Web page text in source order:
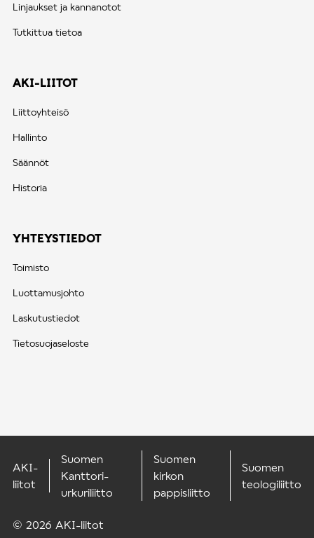
Linjaukset ja kannanotot
Tutkittua tietoa
AKI-LIITOT
Liittoyhteisö
Hallinto
Säännöt
Historia
YHTEYSTIEDOT
Toimisto
Luottamusjohto
Laskutustiedot
Tietosuojaseloste
© 2026 AKI-liitot
AKI-
liitot
Suomen
Kanttori-
urkuriliitto
Suomen
kirkon
pappisliitto
Suomen
teologiliitto